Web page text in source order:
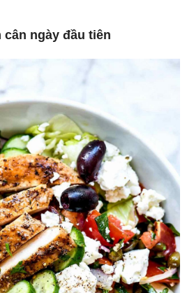
ngày đầu tiên